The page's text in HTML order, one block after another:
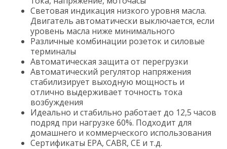
Световая индикация низкого уровня масла.
Двигатель автоматически выключается, если
уровень масла ниже минимального
Различные комбинации розеток и силовые
терминалы
Автоматическая защита от перегрузки
Автоматический регулятор напряжения
стабилизирует выходную мощность и
отлично выдерживает точность тока
возбуждения
Идеально и стабильно работает до 12,5 часов
подряд при нагрузке 60%. Подходит для
домашнего и коммерческого использования
Сертификаты EPA, CABR, CE и т.д.